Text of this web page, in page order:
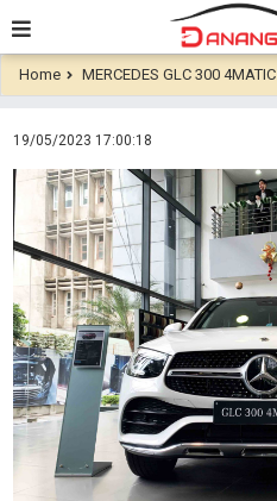
Home MERCEDES GLC 300 4MATIC
19/05/2023 17:00:18